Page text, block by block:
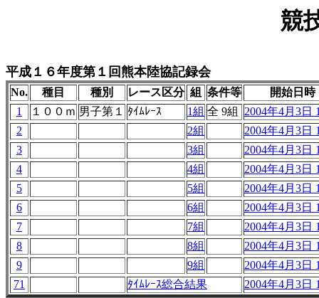
競
平成１６年度第１回熊本陸協記録会
No. 種目 種別 レース区分 組 条件等
開始日時
1
１００ｍ 男子第１ ﾀｲﾑﾚｰｽ 1組 全 9組
2004年4月3日
2
2組
2004年4月3日
3
3組
2004年4月3日
4
4組
2004年4月3日
5
5組
2004年4月3日
6
6組
2004年4月3日
7
7組
2004年4月3日
8
8組
2004年4月3日
9
9組
2004年4月3日
71
ﾀｲﾑﾚｰｽ総合結果 2004年4月3日